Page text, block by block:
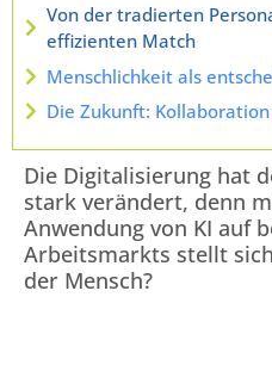
Von der tradierten
effizienten Match
Menschlichkeit als
Die Zukunft:
Die Digitalisierung hat
stark verändert, denn
Anwendung von KI auf
Arbeitsmarkts stellt
der Mensch?